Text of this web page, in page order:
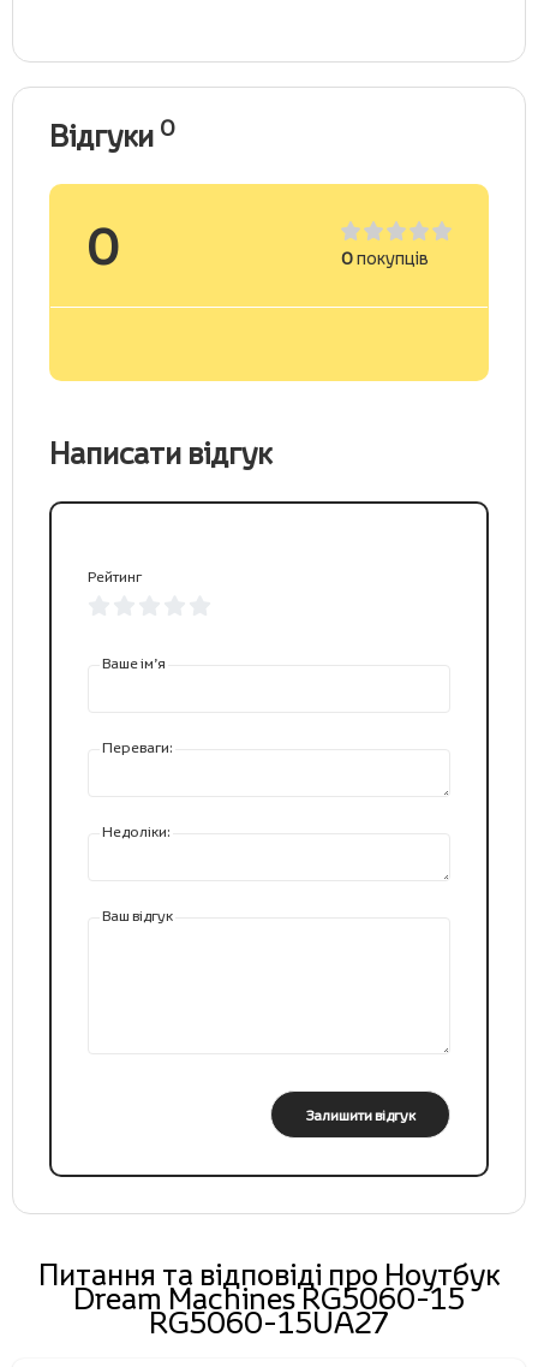
Відгуки 0
0 0покупців
Написати відгук
Рейтинг
Ваше ім’я
Переваги:
Недоліки:
Ваш відгук
Залишити відгук
Питання та відповіді про Ноутбук
Dream Machines RG5060-15
RG5060-15UA27